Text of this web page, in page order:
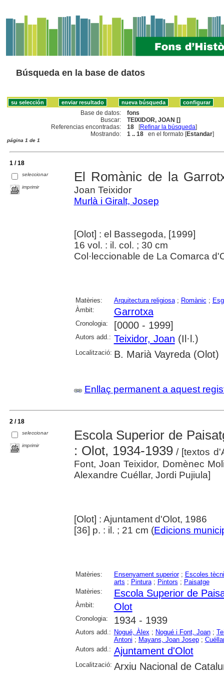
Búsqueda en la base de datos
Base de datos:
fons
Buscar:
TEIXIDOR, JOAN []
Referencias encontradas:
18 [Refinar la búsqueda]
Mostrando:
1 .. 18 en el formato [Estandar]
página 1 de 1
1 / 18
seleccionar
imprimir
El Romànic de la
Joan Teixidor
Murlà i Giralt, Josep
[Olot] : el Bassegoda, [1999]
16 vol. : il. col. ; 30 cm
Col·leccionable de La Comarca
Matèries: Arquitectura religiosa; Romànic ;
Àmbit:
Garrotxa
Cronologia: [0000 - 1999]
Autors add.: Teixidor, Joan (Il·l.)
Localització: B. Marià Vayreda (Olot)
Enllaç permanent a aquest
2 / 18
seleccionar
imprimir
Escola Superior de
: Olot, 1934-1939/ [textos
Font, Joan Teixidor, Domènec
Alexandre Cuéllar, Jordi Pujiula]
[Olot] : Ajuntament d'Olot, 1986
[36] p. : il. ; 21 cm (Edicions
Matèries: Ensenyament superior; Escoles
arts ; Pintura; Pintors ; Paisatge
Matèries:
Escola Superior de
Àmbit: Olot
Cronologia: 1934 - 1939
Autors add.: Nogué, Àlex; Nogué i Font, Joan;
Antoni ; Mayans, Joan Josep;
Autors add.: Ajuntament d'Olot
Localització: Arxiu Nacional de